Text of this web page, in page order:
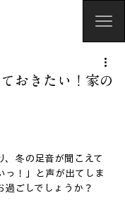
おきたい！家の
、冬の足音が聞こえて
っ！」と声が出てしま
過ごしでしょうか？